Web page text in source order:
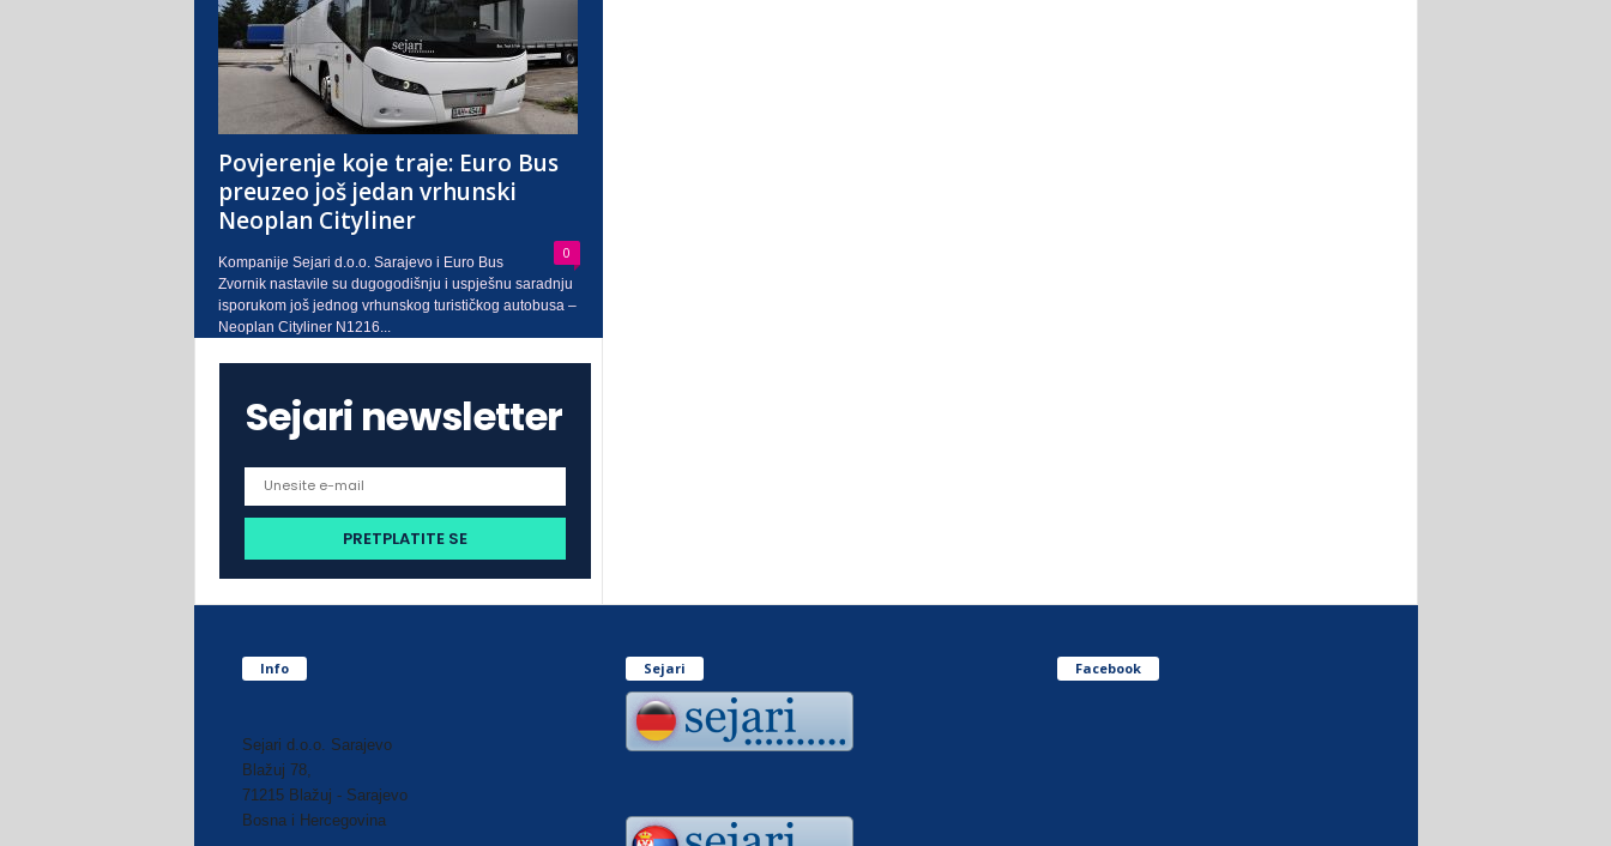
Povjerenje koje traje: Euro Bus
preuzeo još jedan vrhunski
Neoplan Cityliner
0
Kompanije Sejari d.o.o. Sarajevo i Euro Bus
Zvornik nastavile su dugogodišnju i uspješnu saradnju
isporukom još jednog vrhunskog turističkog autobusa –
Neoplan Cityliner N1216...
Sejari newsletter
Info
Sejari d.o.o. Sarajevo
Blažuj 78,
71215 Blažuj - Sarajevo
Bosna i Hercegovina
Sejari Facebook